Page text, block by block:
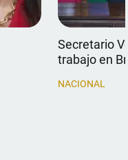
Secretario
trabajo en
NACIONAL